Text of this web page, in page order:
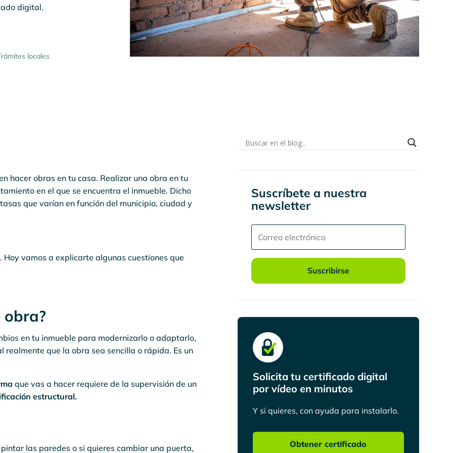
digital.
locales
hacer obras en tu casa. Realizar una obra en tu
en el que se encuentra el inmueble. Dicho
que varían en función del municipio, ciudad y
vamos a explicarte algunas cuestiones que
obra?
en tu inmueble para modernizarlo o adaptarlo,
realmente que la obra sea sencilla o rápida. Es un
que vas a hacer requiere de la supervisión de un
estructural.
las paredes o si quieres cambiar una puerta,
Suscríbete a nuestra
newsletter
Suscribirse
Solicita tu certificado digital
por vídeo en minutos
Y si quieres, con ayuda para instalarlo.
Obtener certificado